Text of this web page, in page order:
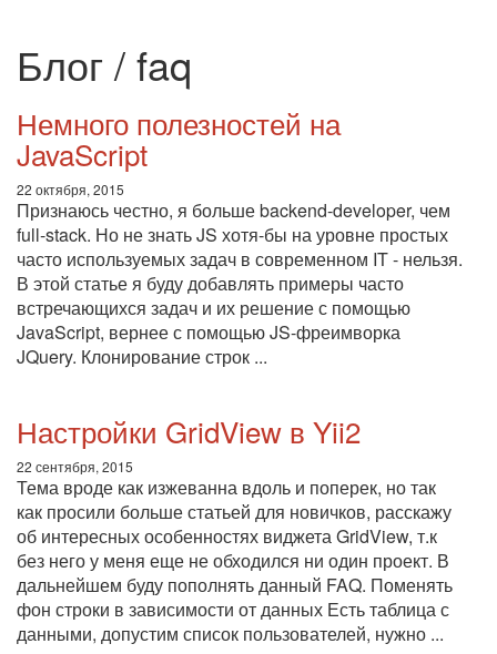
Блог / faq
Немного полезностей на
JavaScript
22 октября, 2015
Признаюсь честно, я больше backend-developer, чем
full-stack. Но не знать JS хотя-бы на уровне простых
часто используемых задач в современном IT - нельзя.
В этой статье я буду добавлять примеры часто
встречающихся задач и их решение с помощью
JavaScript, вернее с помощью JS-фреимворка
JQuery. Клонирование строк ...
Настройки GridView в Yii2
22 сентября, 2015
Тема вроде как изжеванна вдоль и поперек, но так
как просили больше статьей для новичков, расскажу
об интересных особенностях виджета GridView, т.к
без него у меня еще не обходился ни один проект. В
дальнейшем буду пополнять данный FAQ. Поменять
фон строки в зависимости от данных Есть таблица с
данными, допустим список пользователей, нужно ...